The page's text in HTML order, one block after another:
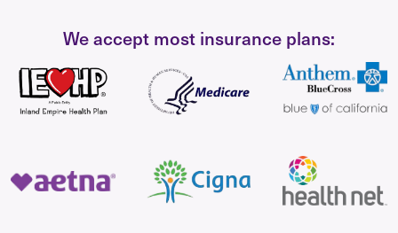
We accept most insurance plans: